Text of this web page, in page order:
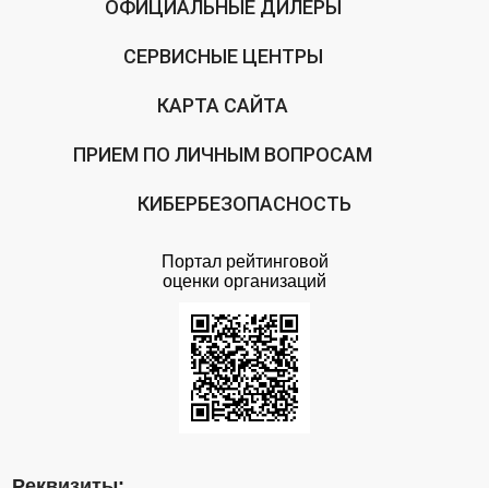
ОФИЦИАЛЬНЫЕ ДИЛЕРЫ
СЕРВИСНЫЕ ЦЕНТРЫ
КАРТА САЙТА
ПРИЕМ ПО ЛИЧНЫМ ВОПРОСАМ
КИБЕРБЕЗОПАСНОСТЬ
Портал рейтинговой
оценки организаций